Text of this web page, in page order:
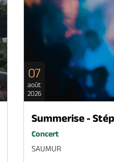
07
août
2026
Summerise -
Concert
SAUMUR